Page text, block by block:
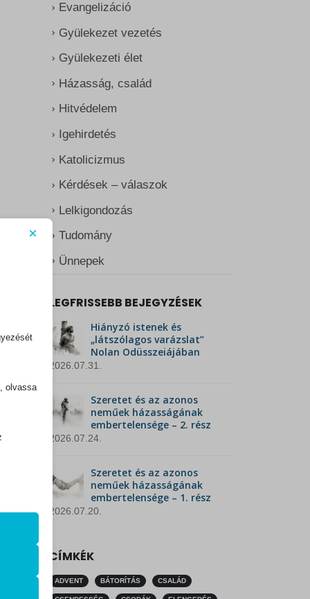
Evangelizáció
Gyülekezet vezetés
Gyülekezeti élet
Házasság, család
Hitvédelem
Igehirdetés
Katolicizmus
Kérdések – válaszok
Lelkigondozás
Tudomány
Ünnepek
LEGFRISSEBB BEJEGYZÉSEK
Hiányzó istenek és
„látszólagos varázslat”
Nolan Odüsszeiájában
2026.07.31.
Szeretet és az azonos
neműek házasságának
embertelensége – 2. rész
2026.07.24.
Szeretet és az azonos
neműek házasságának
embertelensége – 1. rész
2026.07.20.
CÍMKÉK
ADVENT BÁTORÍTÁS CSALÁD
×
olvassa